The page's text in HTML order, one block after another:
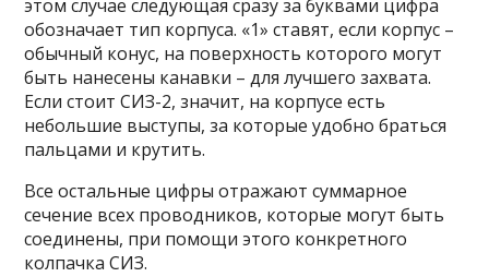
этом случае следующая сразу за буквами цифра
обозначает тип корпуса. «1» ставят, если корпус –
обычный конус, на поверхность которого могут
быть нанесены канавки – для лучшего захвата.
Если стоит CИЗ-2, значит, на корпусе есть
небольшие выступы, за которые удобно браться
пальцами и крутить.
Все остальные цифры отражают суммарное
сечение всех проводников, которые могут быть
соединены, при помощи этого конкретного
колпачка СИЗ.